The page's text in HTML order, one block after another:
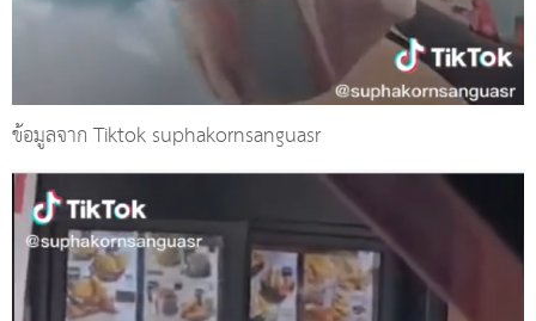
ข้อมูลจาก Tiktok suphakornsanguasr